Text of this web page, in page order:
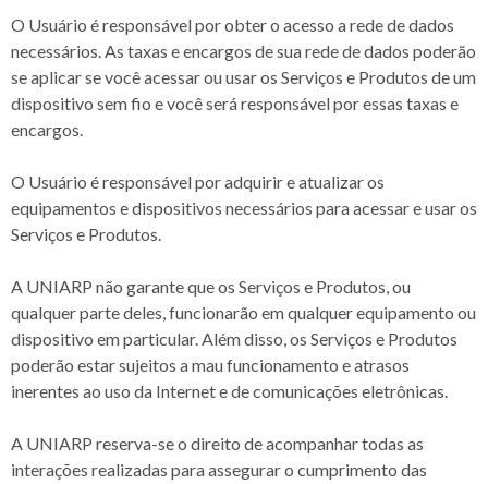
O Usuário é responsável por obter o acesso a rede de dados
necessários. As taxas e encargos de sua rede de dados poderão
se aplicar se você acessar ou usar os Serviços e Produtos de um
dispositivo sem fio e você será responsável por essas taxas e
encargos.
O Usuário é responsável por adquirir e atualizar os
equipamentos e dispositivos necessários para acessar e usar os
Serviços e Produtos.
A UNIARP não garante que os Serviços e Produtos, ou
qualquer parte deles, funcionarão em qualquer equipamento ou
dispositivo em particular. Além disso, os Serviços e Produtos
poderão estar sujeitos a mau funcionamento e atrasos
inerentes ao uso da Internet e de comunicações eletrônicas.
A UNIARP reserva-se o direito de acompanhar todas as
interações realizadas para assegurar o cumprimento das